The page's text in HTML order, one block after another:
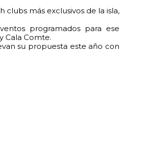
clubs más exclusivos de la isla,
programados para ese
Cala Comte.
su propuesta este año con